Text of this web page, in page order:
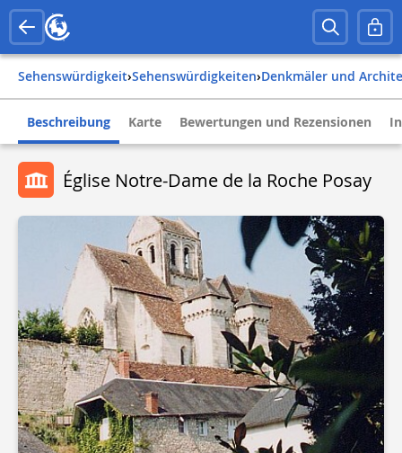
Sehenswürdigkeit› Sehenswürdigkeiten› Denkmäler und
Beschreibung Karte Bewertungen und Rezensionen
Église Notre-Dame de la Roche Posay